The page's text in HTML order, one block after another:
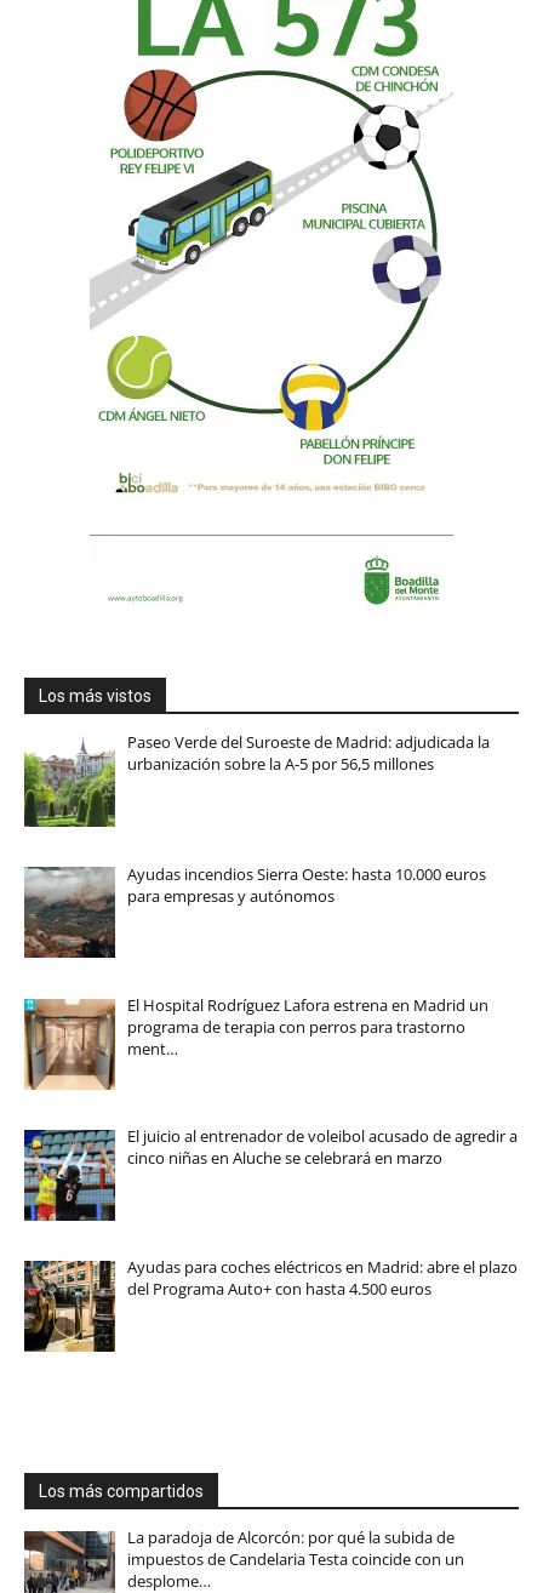
Los más vistos
Paseo Verde del Suroeste de Madrid: adjudicada la
urbanización sobre la A-5 por 56,5 millones
Ayudas incendios Sierra Oeste: hasta 10.000 euros
para empresas y autónomos
El Hospital Rodríguez Lafora estrena en Madrid un
programa de terapia con perros para trastorno
ment…
El juicio al entrenador de voleibol acusado de agredir a
cinco niñas en Aluche se celebrará en marzo
Ayudas para coches eléctricos en Madrid: abre el plazo
del Programa Auto+ con hasta 4.500 euros
Los más compartidos
La paradoja de Alcorcón: por qué la subida de
impuestos de Candelaria Testa coincide con un
desplome…